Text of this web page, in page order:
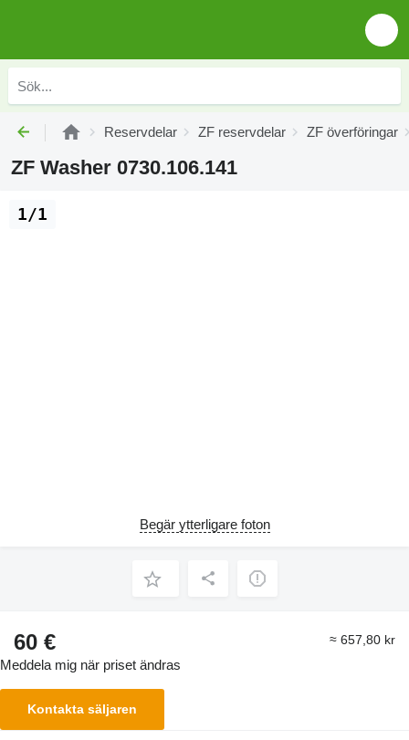
Reservdelar ZF reservdelar ZF överföringar
ZF Washer 0730.106.141
1/1
Begär ytterligare foton
60 € ≈ 657,80 kr
Meddela mig när priset ändras
Kontakta säljaren